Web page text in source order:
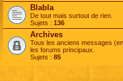
Blabla
De tout mais surtout de rien.
Sujets : 136
Archives
Tous les anciens messages
les forums principaux.
Sujets : 85